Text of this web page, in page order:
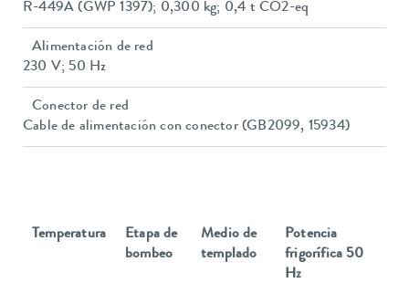
R-449A (GWP 1397); 0,300 kg; 0,4 t CO2-eq
Alimentación de red
230 V; 50 Hz
Conector de red
Cable de alimentación con conector (GB2099, 15934)
Temperatura
Etapa de
bombeo
Medio de
templado
Potencia
frigorífica 50
Hz